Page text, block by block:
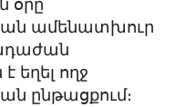
օրը
ամենատխուր
եղել ողջ
ընթացքում։